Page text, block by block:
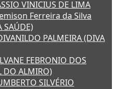
VINICIUS DE LIMA
Ferreira da Silva
SAÚDE)
PALMEIRA (DIVA
FEBRONIO DOS
DO ALMIRO)
SILVÉRIO